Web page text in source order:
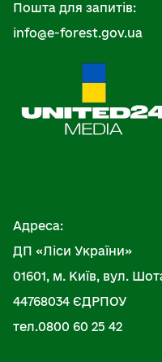
Пошта для запитів:
info@e-forest.gov.ua
Адреса:
ДП «Ліси України»
01601, м. Київ, вул.
44768034 ЄДРПОУ
тел.0800 60 25 42